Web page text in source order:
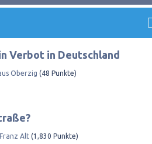
Verbot in Deutschland
Oberzig (48 Punkte)
Franz Alt (1,830 Punkte)